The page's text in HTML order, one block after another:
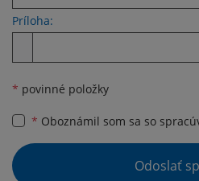
Príloha:
* povinné položky
* Oboznámil som sa so
Google reCaptcha Response
Odoslať